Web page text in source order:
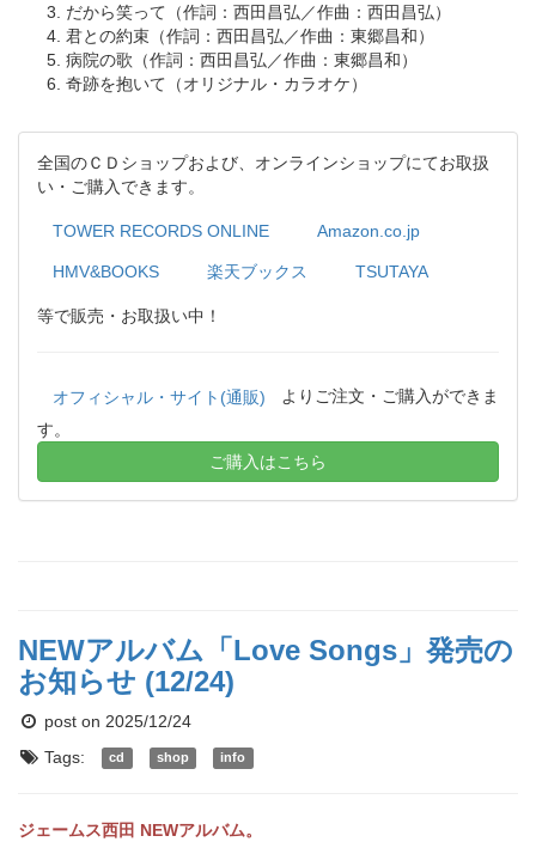
だから笑って（作詞：西田昌弘／作曲：西田昌弘）
君との約束（作詞：西田昌弘／作曲：東郷昌和）
病院の歌（作詞：西田昌弘／作曲：東郷昌和）
奇跡を抱いて（オリジナル・カラオケ）
全国のＣＤショップおよび、オンラインショップにてお取扱
い・ご購入できます。
TOWER RECORDS ONLINE Amazon.co.jp
HMV&BOOKS 楽天ブックス TSUTAYA
等で販売・お取扱い中！
オフィシャル・サイト(通販)
よりご注文・ご購入ができま
す。
ご購入はこちら
NEWアルバム「Love Songs」発売の
お知らせ (12/24)
post on 2025/12/24
Tags:
cd shop info
ジェームス西田 NEWアルバム。